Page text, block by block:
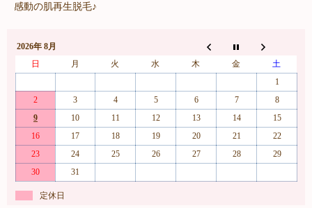
感動の肌再生脱毛♪
2026年 8月
日
月 火 水 木 金
土
1
2
3 4 5 6 7
8
9
10 11 12 13 14
15
16
17 18 19 20 21
22
23
24 25 26 27 28
29
30
31
定休日